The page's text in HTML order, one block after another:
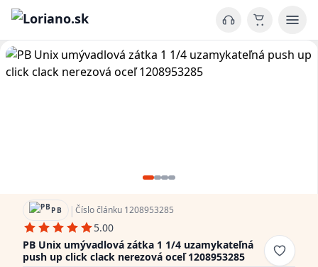
PB | Číslo článku 1208953285
5.00
PB Unix umývadlová zátka 1 1/4 uzamykateľná
push up click clack nerezová oceľ 1208953285